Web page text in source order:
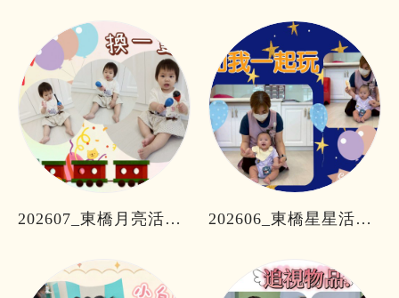
202607_東橋月亮活動分享 202606_東橋星星活動分享